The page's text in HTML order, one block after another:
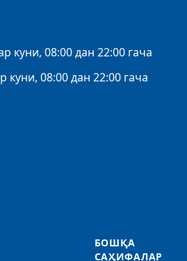
куни, 08:00 дан 22:00 гача
куни, 08:00 дан 22:00 гача
БОШҚА
САҲИФАЛАР